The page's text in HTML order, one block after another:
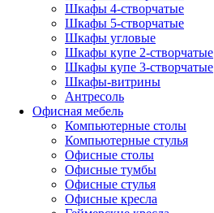
Шкафы 4-створчатые
Шкафы 5-створчатые
Шкафы угловые
Шкафы купе 2-створчатые
Шкафы купе 3-створчатые
Шкафы-витрины
Антресоль
Офисная мебель
Компьютерные столы
Компьютерные стулья
Офисные столы
Офисные тумбы
Офисные стулья
Офисные кресла